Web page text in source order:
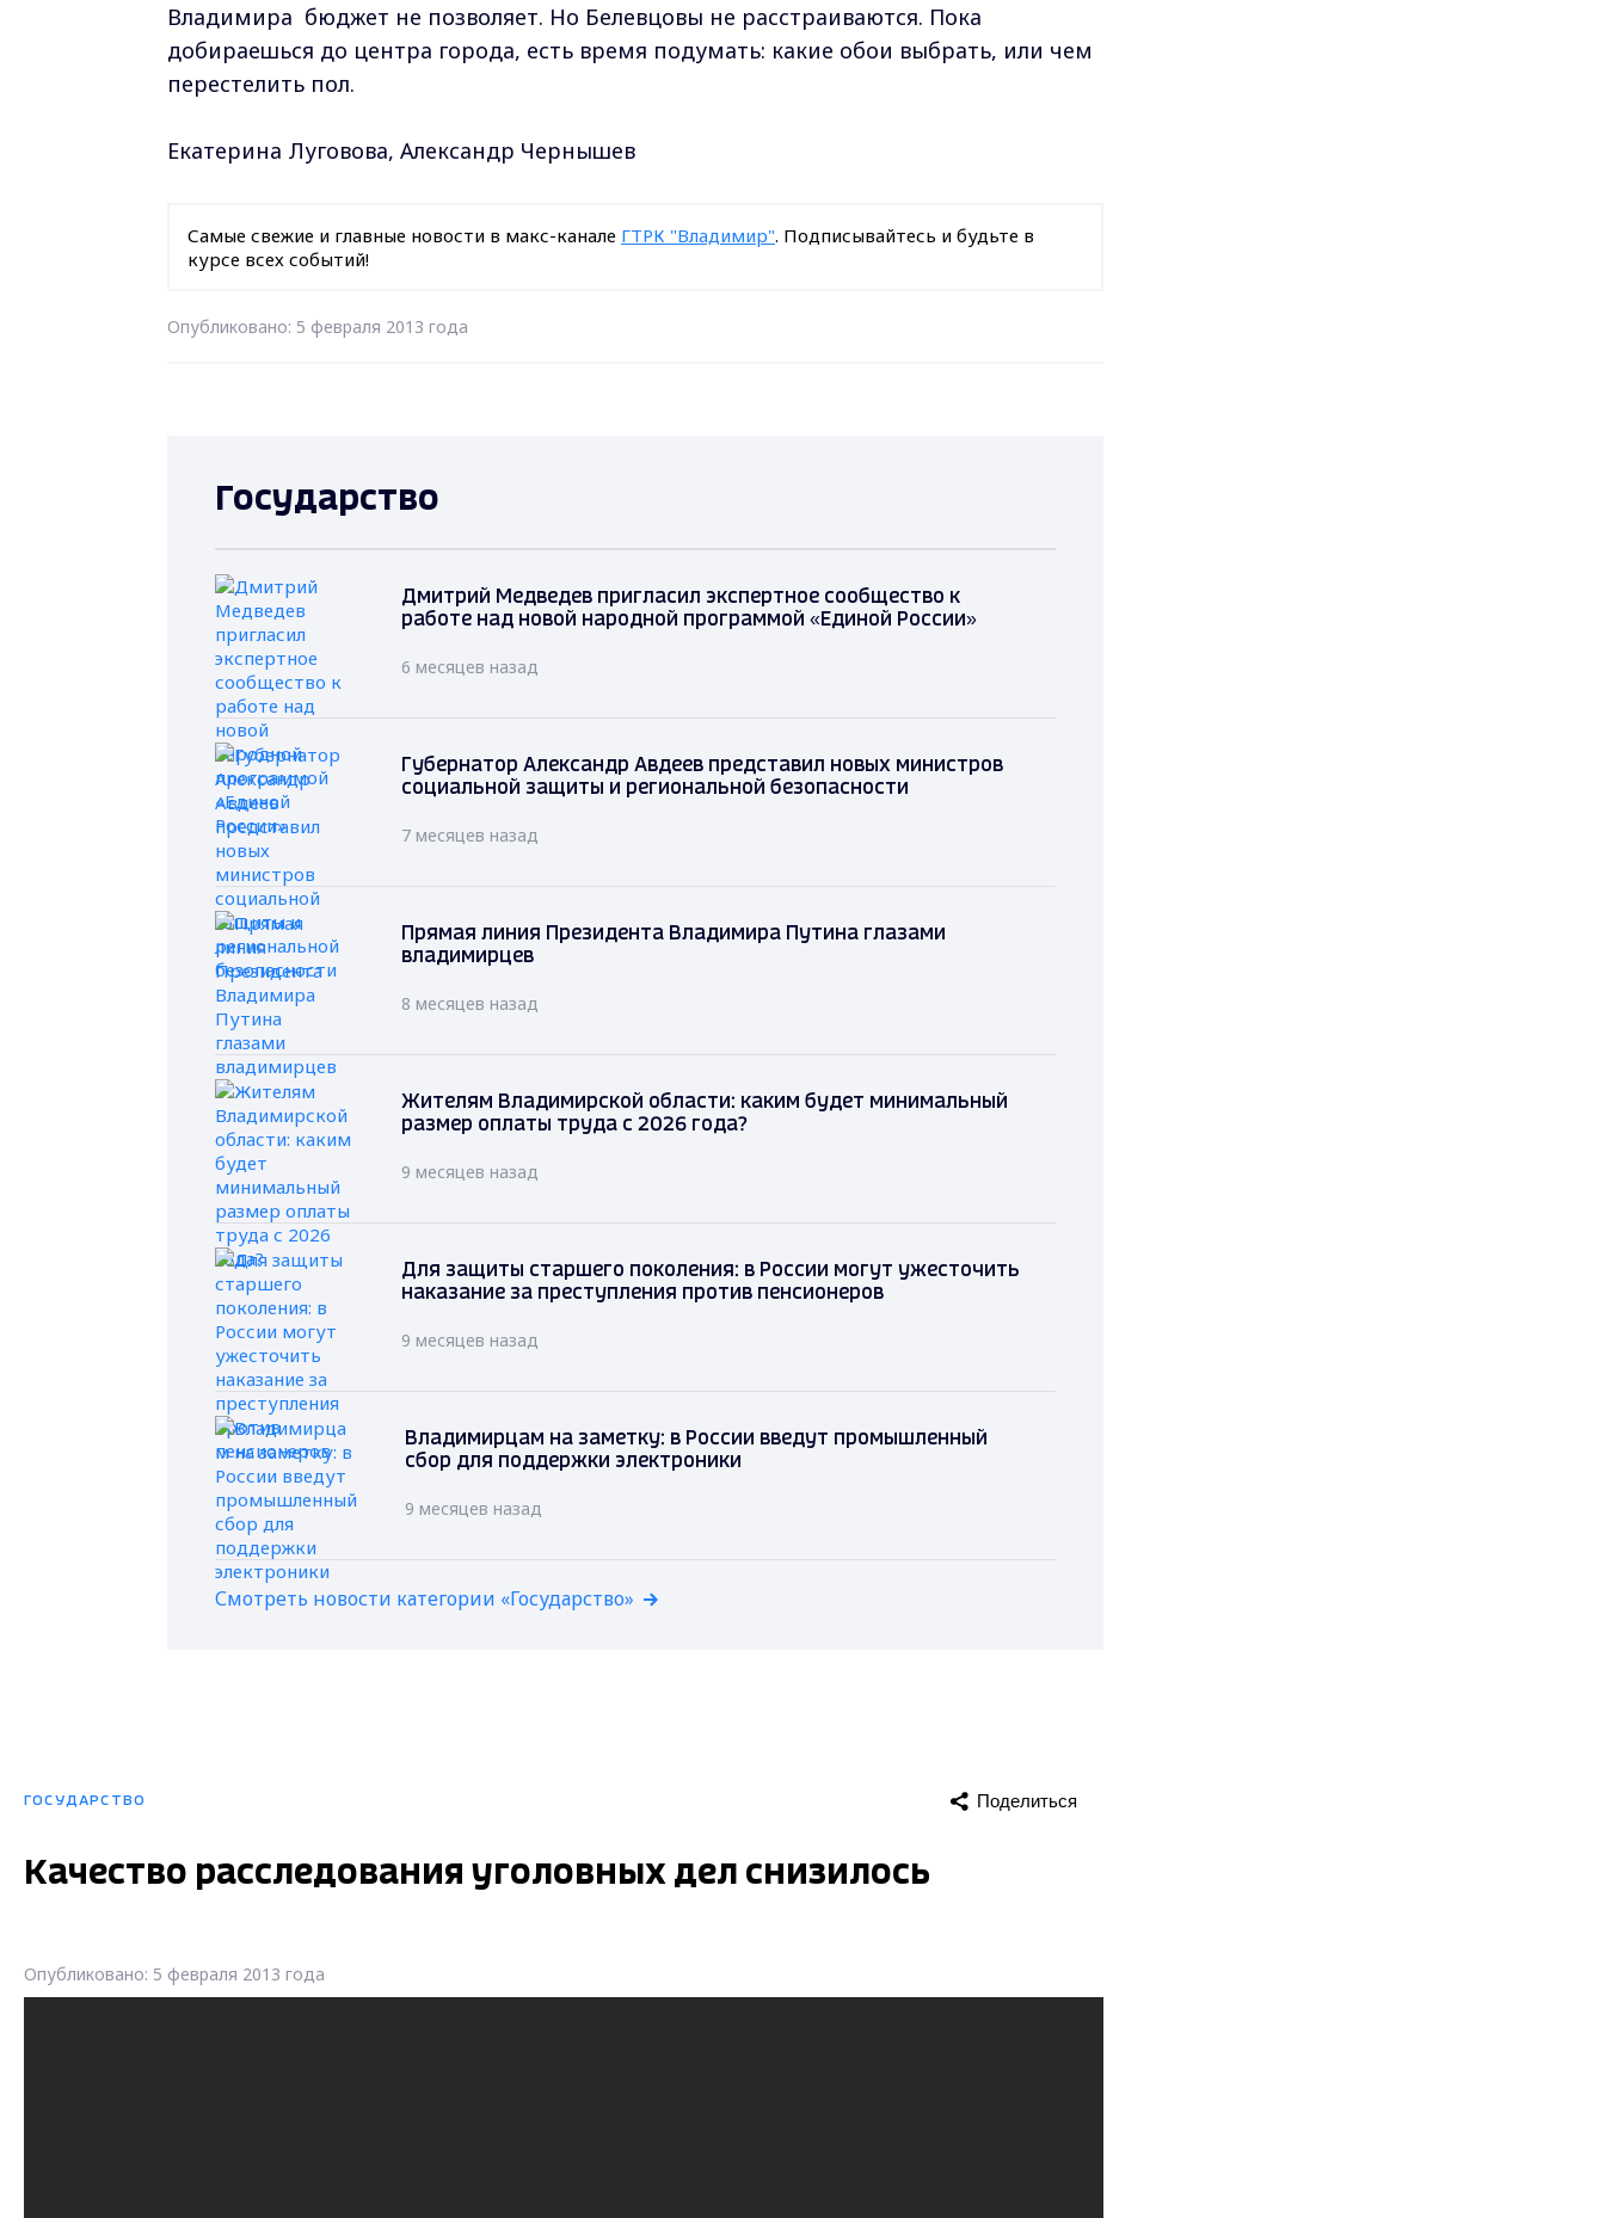
Владимира бюджет не позволяет. Но Белевцовы не расстраиваются. Пока
добираешься до центра города, есть время подумать: какие обои выбрать, или чем
перестелить пол.
Екатерина Луговова, Александр Чернышев
Самые свежие и главные новости в макс-канале ГТРК "Владимир". Подписывайтесь и будьте в
курсе всех событий!
Опубликовано: 5 февраля 2013 года
Государство
Дмитрий Медведев пригласил экспертное сообщество к
работе над новой народной программой «Единой России»
6 месяцев назад
Губернатор Александр Авдеев представил новых министров
социальной защиты и региональной безопасности
7 месяцев назад
Прямая линия Президента Владимира Путина глазами
владимирцев
8 месяцев назад
Жителям Владимирской области: каким будет минимальный
размер оплаты труда с 2026 года?
9 месяцев назад
Для защиты старшего поколения: в России могут ужесточить
наказание за преступления против пенсионеров
9 месяцев назад
Владимирцам на заметку: в России введут промышленный
сбор для поддержки электроники
9 месяцев назад
Смотреть новости категории «Государство»
ГОСУДАРСТВО Поделиться
Качество расследования уголовных дел снизилось
Опубликовано: 5 февраля 2013 года